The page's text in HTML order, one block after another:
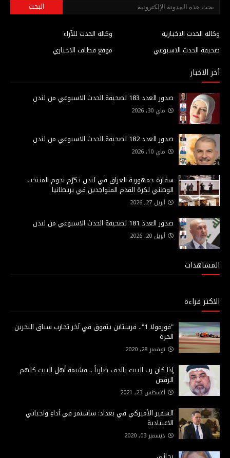
وكالة الحدث للآراء
وكالة الحدث الاخبارية
موقع قطاف الاخباري
صحيفة الحدث الاسبوعي
أخر الاخبار
صدور العدد 183 لصحيفة الحدث الاسبوعي من لندن
ماي 30, 2026
صدور العدد 182 لصحيفة الحدث الاسبوعي من لندن
ماي 10, 2026
سفارة جمهورية العراق في لندن تكرّم نجوم المنتخب
الوطني لكرة القدم المتواجدين في بريطانيا
أبريل 27, 2026
صدور العدد 181 لصحيفة الحدث الاسبوعي من لندن
أبريل 20, 2026
المشاهدات
الاكثر قراءة
"فورمولا 1".. فرستابن يتفوق في آخر تجارب سباق البحرين
الحرة
نوفمبر 28, 2020
إذا كان رب البيت بالدف ضارباً .. فشيمة أهل البيت كلهم
الرقص
أغسطس 23, 2021
السفير الأميركي في بغداد: ساستمر في أداءِ واجباتي
الاعتيادية
ديسمبر 03, 2020